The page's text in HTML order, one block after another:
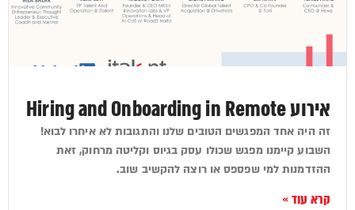
אירוע Hiring and Onboarding in Remote
זה היה אחד המפגשים הטובים שלנו והתגובות לא איחרו לבוא!
השבוע קיימנו מפגש שכולו עסק בגיוס וקליטה מרחוק, זאת
ההזדמנות למי שפספס או רוצה להקשיב שוב.
קרא עוד »